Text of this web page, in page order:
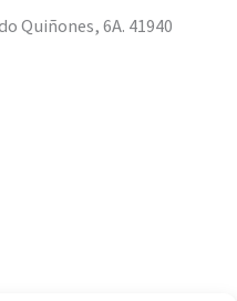
Quiñones, 6A. 41940